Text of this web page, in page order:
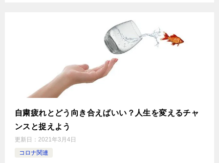
自粛疲れとどう向き合えばいい？人生を変えるチャ
ンスと捉えよう
更新日： 2021年3月4日
コロナ関連